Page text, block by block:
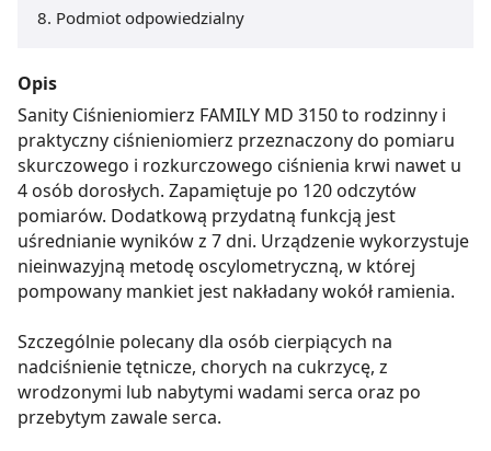
Podmiot odpowiedzialny
Opis
Sanity Ciśnieniomierz FAMILY MD 3150 to rodzinny i
praktyczny ciśnieniomierz przeznaczony do pomiaru
skurczowego i rozkurczowego ciśnienia krwi nawet u
4 osób dorosłych. Zapamiętuje po 120 odczytów
pomiarów. Dodatkową przydatną funkcją jest
uśrednianie wyników z 7 dni. Urządzenie wykorzystuje
nieinwazyjną metodę oscylometryczną, w której
pompowany mankiet jest nakładany wokół ramienia.
Szczególnie polecany dla osób cierpiących na
nadciśnienie tętnicze, chorych na cukrzycę, z
wrodzonymi lub nabytymi wadami serca oraz po
przebytym zawale serca.